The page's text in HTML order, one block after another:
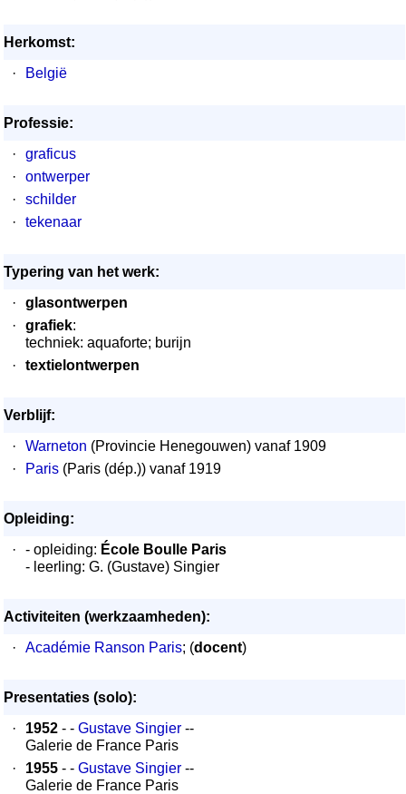
Herkomst:
·
België
Professie:
·
graficus
·
ontwerper
·
schilder
·
tekenaar
Typering van het werk:
·
glasontwerpen
·
grafiek:
techniek: aquaforte; burijn
·
textielontwerpen
Verblijf:
·
Warneton (Provincie Henegouwen) vanaf 1909
·
Paris (Paris (dép.)) vanaf 1919
Opleiding:
·
- opleiding: École Boulle Paris
- leerling: G. (Gustave) Singier
Activiteiten (werkzaamheden):
·
Académie Ranson Paris; (docent)
Presentaties (solo):
·
1952 - - Gustave Singier --
Galerie de France Paris
·
1955 - - Gustave Singier --
Galerie de France Paris